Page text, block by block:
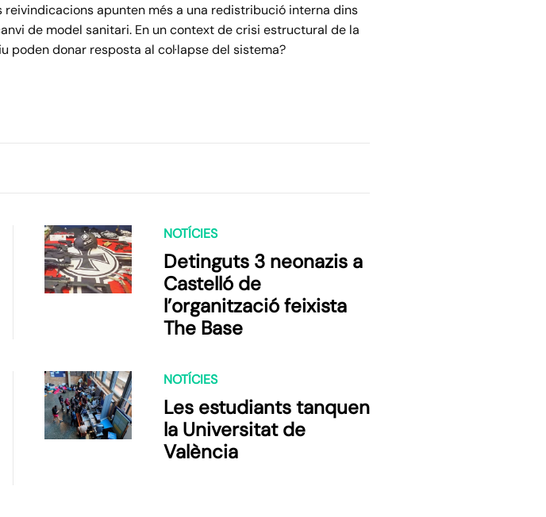
apunten més a una redistribució interna dins
de model sanitari. En un context de crisi estructural de la
poden donar resposta al col·lapse del sistema?
NOTÍCIES
Detinguts 3 neonazis a
Castelló de
l’organització feixista
The Base
NOTÍCIES
Les estudiants tanquen
la Universitat de
València